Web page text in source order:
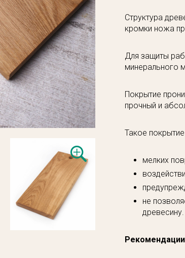
Структура
кромки ножа
Для защиты
минерального
Покрытие
прочный и
Такое
мелких
не
древесину.
Рекомендации